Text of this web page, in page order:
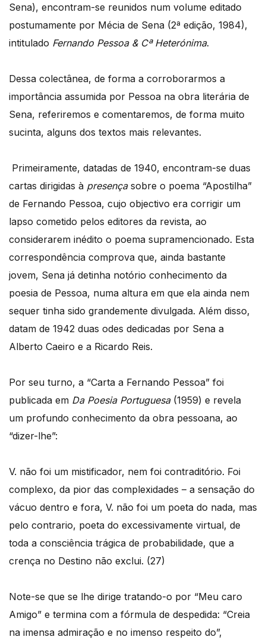
Sena), encontram-se reunidos num volume editado
postumamente por Mécia de Sena (2ª edição, 1984),
intitulado Fernando Pessoa & Cª Heterónima.
Dessa colectânea, de forma a corroborarmos a
importância assumida por Pessoa na obra literária de
Sena, referiremos e comentaremos, de forma muito
sucinta, alguns dos textos mais relevantes.
Primeiramente, datadas de 1940, encontram-se duas
cartas dirigidas à presençasobre o poema “Apostilha”
de Fernando Pessoa, cujo objectivo era corrigir um
lapso cometido pelos editores da revista, ao
considerarem inédito o poema supramencionado. Esta
correspondência comprova que, ainda bastante
jovem, Sena já detinha notório conhecimento da
poesia de Pessoa, numa altura em que ela ainda nem
sequer tinha sido grandemente divulgada. Além disso,
datam de 1942 duas odes dedicadas por Sena a
Alberto Caeiro e a Ricardo Reis.
Por seu turno, a “Carta a Fernando Pessoa” foi
publicada em Da Poesia Portuguesa(1959) e revela
um profundo conhecimento da obra pessoana, ao
“dizer-lhe”:
V. não foi um mistificador, nem foi contraditório. Foi
complexo, da pior das complexidades – a sensação do
vácuo dentro e fora, V. não foi um poeta do nada, mas
pelo contrario, poeta do excessivamente virtual, de
toda a consciência trágica de probabilidade, que a
crença no Destino não exclui. (27)
Note-se que se lhe dirige tratando-o por “Meu caro
Amigo” e termina com a fórmula de despedida: “Creia
na imensa admiração e no imenso respeito do”,